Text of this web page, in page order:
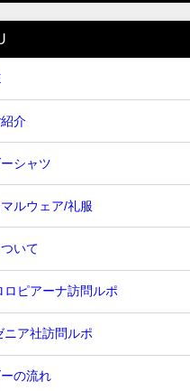
介
シャツ
ルウェア/礼服
いて
ロピアーナ訪問ルポ
ニア社訪問ルポ
の流れ